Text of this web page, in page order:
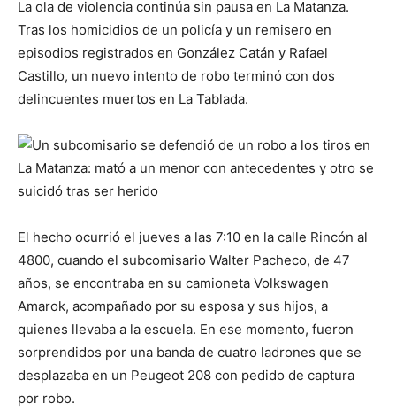
La ola de violencia continúa sin pausa en La Matanza.
Tras los homicidios de un policía y un remisero en
episodios registrados en González Catán y Rafael
Castillo, un nuevo intento de robo terminó con dos
delincuentes muertos en La Tablada.
El hecho ocurrió el jueves a las 7:10 en la calle Rincón al
4800, cuando el subcomisario Walter Pacheco, de 47
años, se encontraba en su camioneta Volkswagen
Amarok, acompañado por su esposa y sus hijos, a
quienes llevaba a la escuela. En ese momento, fueron
sorprendidos por una banda de cuatro ladrones que se
desplazaba en un Peugeot 208 con pedido de captura
por robo.